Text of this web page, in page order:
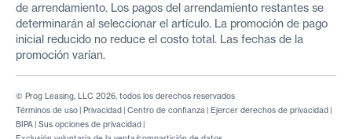
de arrendamiento. Los pagos del arrendamiento restantes se
determinarán al seleccionar el artículo. La promoción de pago
inicial reducido no reduce el costo total. Las fechas de la
promoción varían.
Términos de uso | Privacidad | Centro de confianza | Ejercer derechos de privacidad |
BIPA | Sus opciones de privacidad |
© Prog Leasing, LLC 2026, todos los derechos reservados